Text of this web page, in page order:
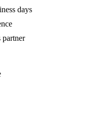
days